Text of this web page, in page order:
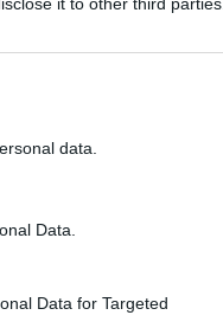
data.
Data.
Data for Targeted